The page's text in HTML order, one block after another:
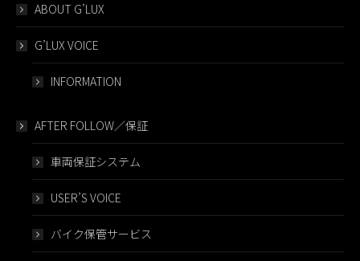
ABOUT G’LUX
G’LUX VOICE
INFORMATION
AFTER FOLLOW／保証
車両保証システム
USER’S VOICE
バイク保管サービス